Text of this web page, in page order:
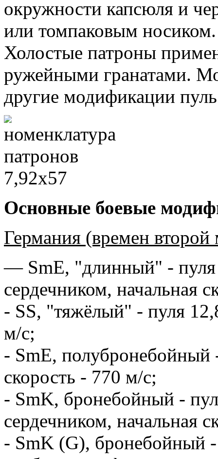
окружности капсюля и
или томпаковым носиком.
Холостые патроны
ружейными гранатами.
другие модификации
Основные боевые
Германия (времен
— SmE, "длинный" - пуля
сердечником, начальная
- SS, "тяжёлый" - пуля
м/с;
- SmE, полубронебойный
скорость - 770 м/с;
- SmK, бронебойный -
сердечником, начальная
- SmK (G), бронебойный -